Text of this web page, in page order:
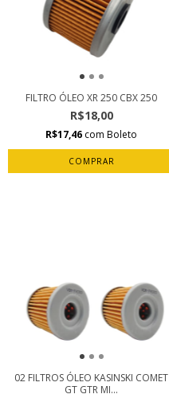
FILTRO ÓLEO XR 250 CBX 250
R$18,00
R$17,46 com Boleto
02 FILTROS ÓLEO KASINSKI COMET
GT GTR MI...